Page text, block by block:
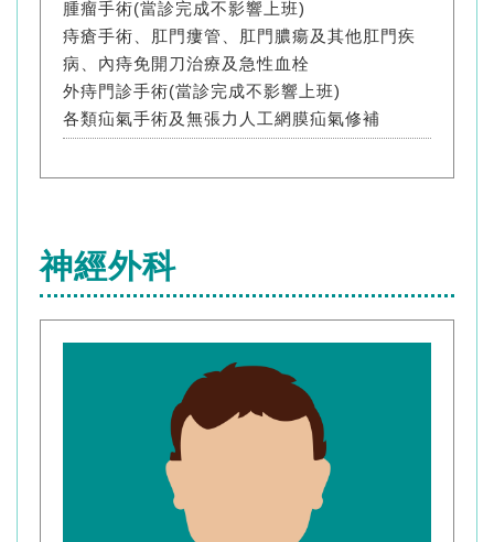
腫瘤手術(當診完成不影響上班)
痔瘡手術、肛門瘻管、肛門膿瘍及其他肛門疾
病、內痔免開刀治療及急性血栓
外痔門診手術(當診完成不影響上班)
各類疝氣手術及無張力人工網膜疝氣修補
神經外科